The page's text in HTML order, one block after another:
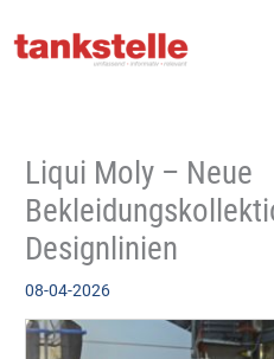
Inhalt
Liqui Moly – Neue
Designlinien
08-04-2026